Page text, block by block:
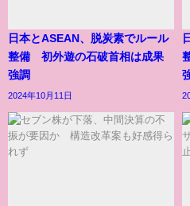
日本とASEAN、脱炭素でルール
整備 初外遊の石破首相は成果
強調
2024年10月11日